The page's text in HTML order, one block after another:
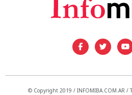
© Copyright 2019 / INFOMIBA.COM.AR /